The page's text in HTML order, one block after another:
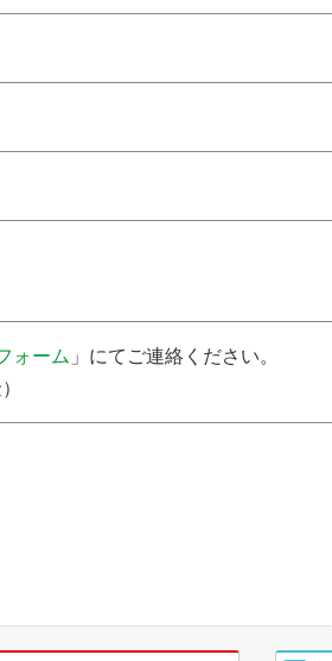
ォーム 」にてご連絡ください。